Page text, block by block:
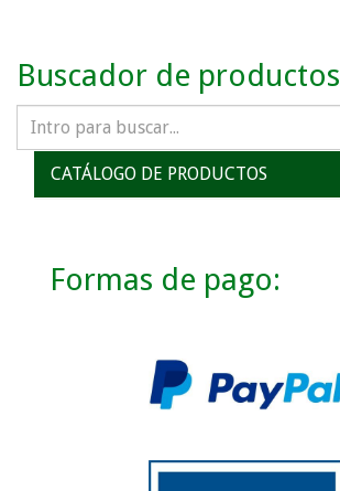
Buscador de productos
CATÁLOGO DE PRODUCTOS
Formas de pago: